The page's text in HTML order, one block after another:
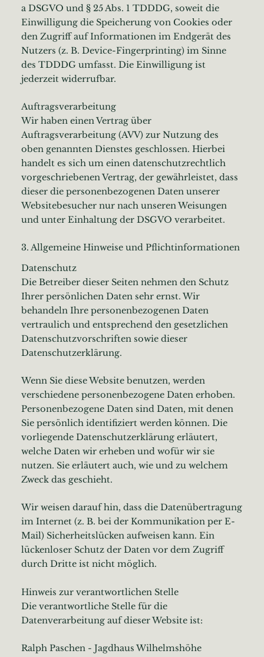
a DSGVO und § 25 Abs. 1 TDDDG, soweit die
Einwilligung die Speicherung von Cookies oder
den Zugriff auf Informationen im Endgerät des
Nutzers (z. B. Device-Fingerprinting) im Sinne
des TDDDG umfasst. Die Einwilligung ist
jederzeit widerrufbar.
Auftragsverarbeitung
Wir haben einen Vertrag über
Auftragsverarbeitung (AVV) zur Nutzung des
oben genannten Dienstes geschlossen. Hierbei
handelt es sich um einen datenschutzrechtlich
vorgeschriebenen Vertrag, der gewährleistet, dass
dieser die personenbezogenen Daten unserer
Websitebesucher nur nach unseren Weisungen
und unter Einhaltung der DSGVO verarbeitet.
3. Allgemeine Hinweise und Pflicht­informationen
Datenschutz
Die Betreiber dieser Seiten nehmen den Schutz
Ihrer persönlichen Daten sehr ernst. Wir
behandeln Ihre personenbezogenen Daten
vertraulich und entsprechend den gesetzlichen
Datenschutzvorschriften sowie dieser
Datenschutzerklärung.
Wenn Sie diese Website benutzen, werden
verschiedene personenbezogene Daten erhoben.
Personenbezogene Daten sind Daten, mit denen
Sie persönlich identifiziert werden können. Die
vorliegende Datenschutzerklärung erläutert,
welche Daten wir erheben und wofür wir sie
nutzen. Sie erläutert auch, wie und zu welchem
Zweck das geschieht.
Wir weisen darauf hin, dass die Datenübertragung
im Internet (z. B. bei der Kommunikation per E-
Mail) Sicherheitslücken aufweisen kann. Ein
lückenloser Schutz der Daten vor dem Zugriff
durch Dritte ist nicht möglich.
Hinweis zur verantwortlichen Stelle
Die verantwortliche Stelle für die
Datenverarbeitung auf dieser Website ist:
Ralph Paschen - Jagdhaus Wilhelmshöhe